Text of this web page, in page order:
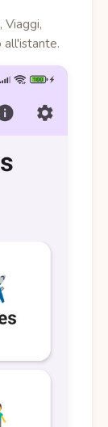
Viaggi,
all'istante.